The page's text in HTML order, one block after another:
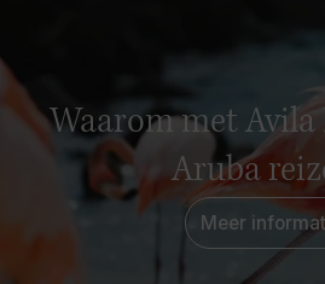
Waarom met Avila
Aruba
Meer